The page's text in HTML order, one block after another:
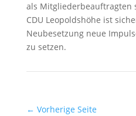
als Mitgliederbeauftragten
CDU Leopoldshöhe ist
Neubesetzung neue
zu setzen.
← Vorherige Seite